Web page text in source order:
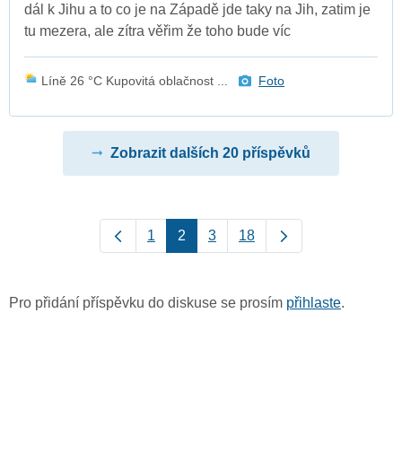
dál k Jihu a to co je na Západě jde taky na Jih, zatim je
tu mezera, ale zítra věřim že toho bude víc
Líně 26 °C Kupovitá oblačnost ... Foto
Zobrazit dalších 20 příspěvků
1 2 3 18
Pro přidání příspěvku do diskuse se prosím přihlaste.